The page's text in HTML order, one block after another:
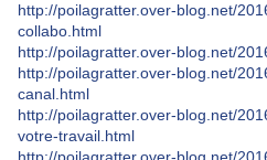
http://poilagratter.over-blog.net/
collabo.html
http://poilagratter.over-blog.net/
http://poilagratter.over-blog.net/
canal.html
http://poilagratter.over-blog.net/
votre-travail.html